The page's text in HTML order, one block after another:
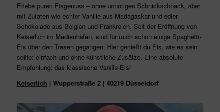
Erlebe puren Eisgenuss – ohne unnötigen Schnickschnack, aber
mit Zutaten wie echter Vanille aus Madagaskar und edler
Schokolade aus Belgien und Frankreich. Seit der Eröffnung von
Keiserlich im Medienhafen, sind für mich schon einige Spaghetti-
Eis über den Tresen gegangen. Hier genießt du Eis, wie es sein
sollte: einfach und ohne künstliche Zusätze. Eine absolute
Empfehlung: das klassische Vanille-Eis!
Keiserlich | Wupperstraße 2 | 40219 Düsseldorf